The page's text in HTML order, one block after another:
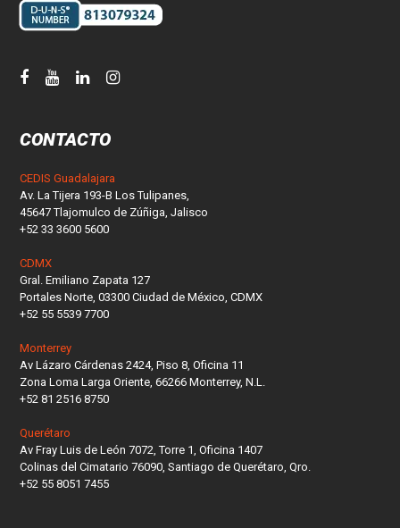
CONTACTO
CEDIS Guadalajara
Av. La Tijera 193-B Los Tulipanes,
45647 Tlajomulco de Zúñiga, Jalisco
+52 33 3600 5600
CDMX
Gral. Emiliano Zapata 127
Portales Norte, 03300 Ciudad de México, CDMX
+52 55 5539 7700
Monterrey
Av Lázaro Cárdenas 2424, Piso 8, Oficina 11
Zona Loma Larga Oriente, 66266 Monterrey, N.L.
+52 81 2516 8750
Querétaro
Av Fray Luis de León 7072, Torre 1, Oficina 1407
Colinas del Cimatario 76090, Santiago de Querétaro, Qro.
+52 55 8051 7455